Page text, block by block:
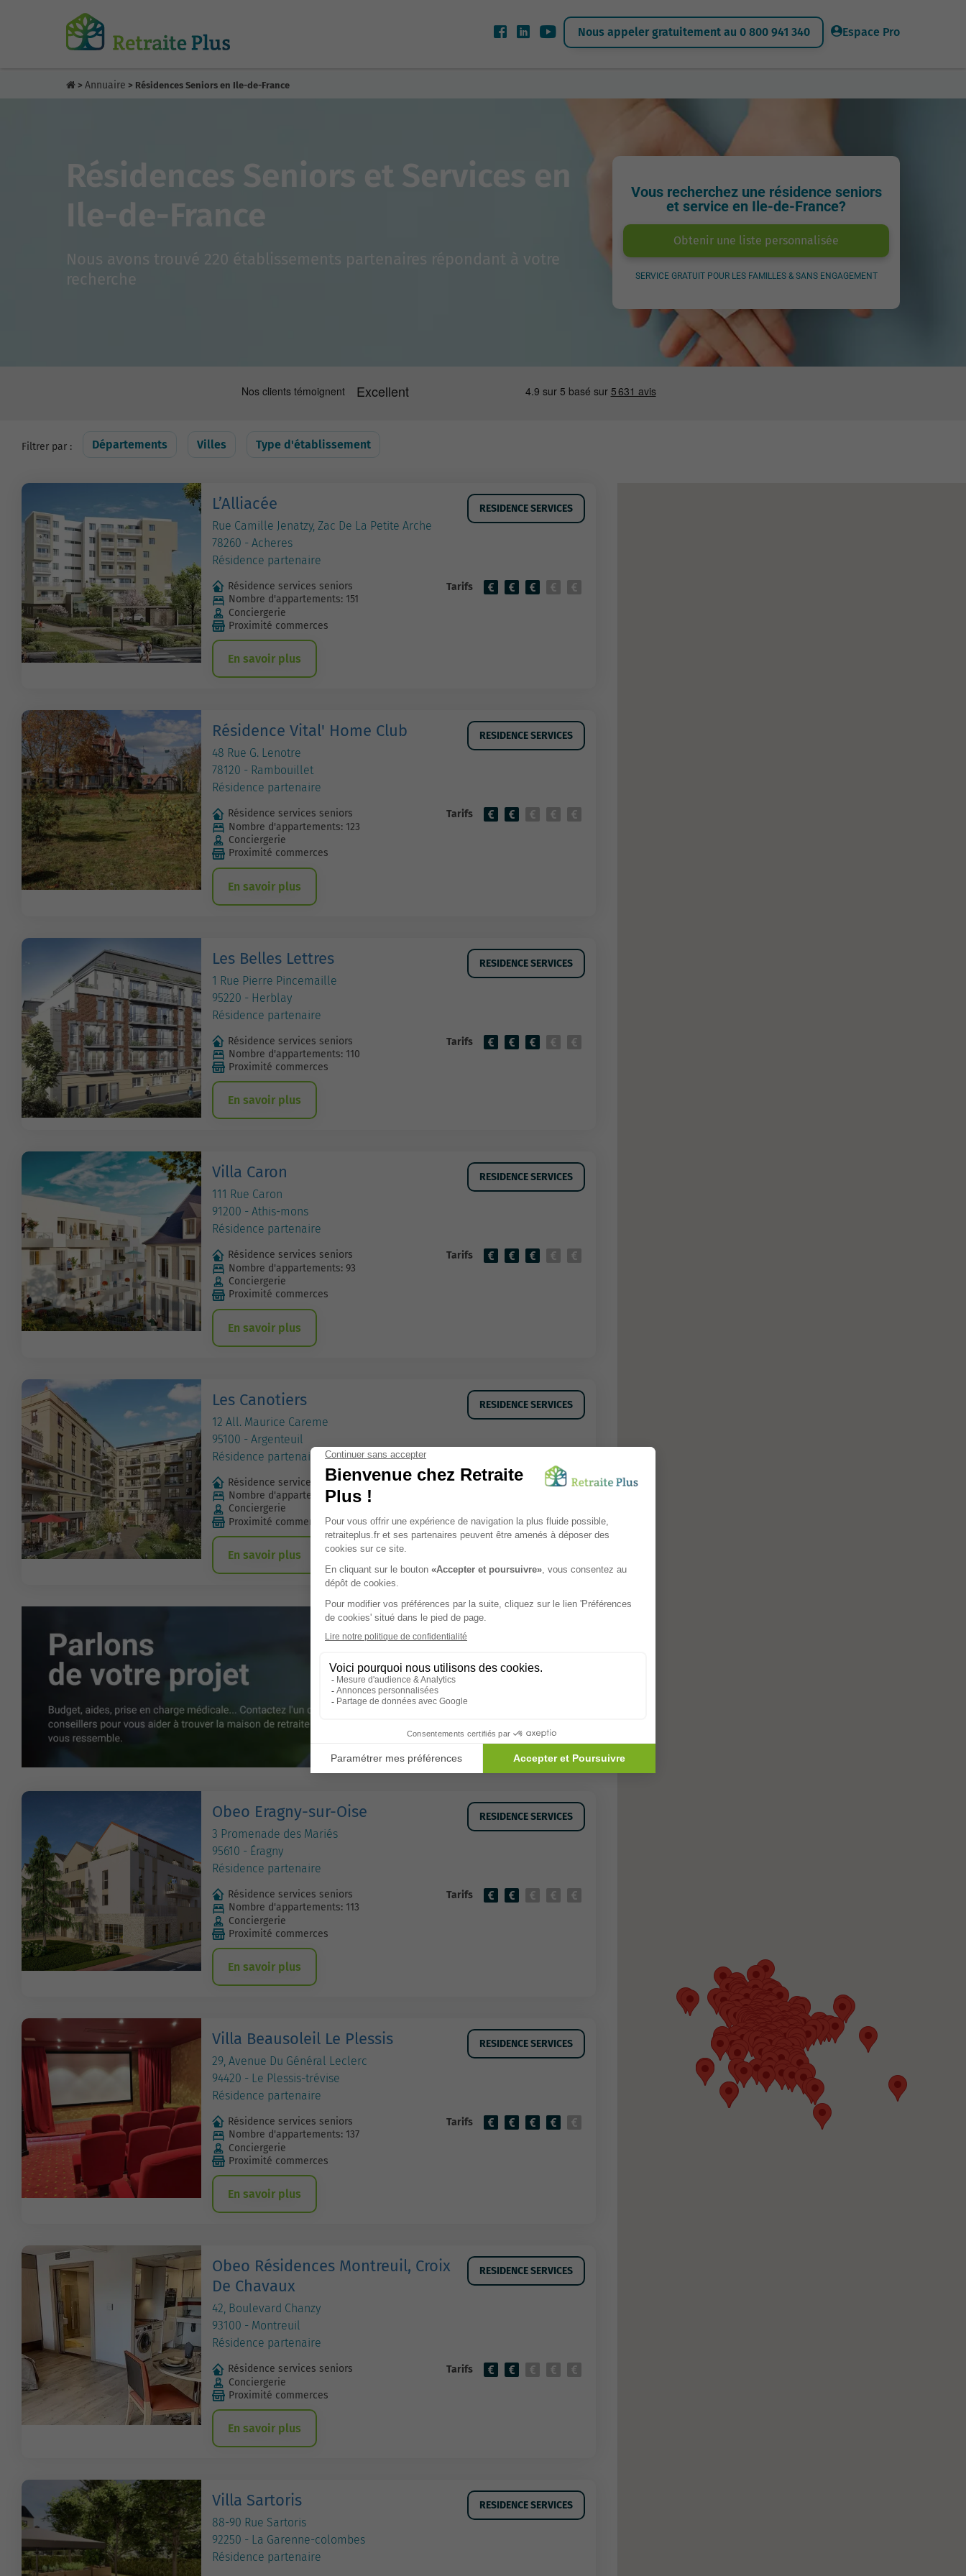
Nous appeler gratuitement au 0 800 941 340 Espace Pro
> Annuaire > Résidences Seniors en Ile-de-France
Résidences Seniors et Services en
Ile-de-France
Nous avons trouvé 220 établissements partenaires répondant à votre
recherche
Vous recherchez une résidence seniors
et service en Ile-de-France?
Obtenir une liste personnalisée
SERVICE GRATUIT POUR LES FAMILLES & SANS ENGAGEMENT
Filtrer par : Départements Villes Type d'établissement
L’Alliacée
Rue Camille Jenatzy, Zac De La Petite Arche
78260 - Acheres
Résidence partenaire
RESIDENCE SERVICES
Résidence services seniors
Nombre d'appartements: 151
Conciergerie
Proximité commerces
Tarifs
En savoir plus
Résidence Vital' Home Club
48 Rue G. Lenotre
78120 - Rambouillet
Résidence partenaire
RESIDENCE SERVICES
Résidence services seniors
Nombre d'appartements: 123
Conciergerie
Proximité commerces
Tarifs
En savoir plus
Les Belles Lettres
1 Rue Pierre Pincemaille
95220 - Herblay
Résidence partenaire
RESIDENCE SERVICES
Résidence services seniors
Nombre d'appartements: 110
Proximité commerces
Tarifs
En savoir plus
Villa Caron
111 Rue Caron
91200 - Athis-mons
Résidence partenaire
RESIDENCE SERVICES
Résidence services seniors
Nombre d'appartements: 93
Conciergerie
Proximité commerces
Tarifs
En savoir plus
Les Canotiers
12 All. Maurice Careme
95100 - Argenteuil
Résidence partenaire
RESIDENCE SERVICES
Résidence services seniors
Nombre d'appartements: 130
Conciergerie
Proximité commerces
Tarifs
En savoir plus
Obeo Eragny-sur-Oise
3 Promenade des Mariés
95610 - Éragny
Résidence partenaire
RESIDENCE SERVICES
Résidence services seniors
Nombre d'appartements: 113
Conciergerie
Proximité commerces
Tarifs
En savoir plus
Villa Beausoleil Le Plessis
29, Avenue Du Général Leclerc
94420 - Le Plessis-trévise
Résidence partenaire
RESIDENCE SERVICES
Résidence services seniors
Nombre d'appartements: 137
Conciergerie
Proximité commerces
Tarifs
En savoir plus
Obeo Résidences Montreuil, Croix
De Chavaux
42, Boulevard Chanzy
93100 - Montreuil
Résidence partenaire
RESIDENCE SERVICES
Résidence services seniors
Conciergerie
Proximité commerces
Tarifs
En savoir plus
Villa Sartoris
88-90 Rue Sartoris
92250 - La Garenne-colombes
Résidence partenaire
RESIDENCE SERVICES